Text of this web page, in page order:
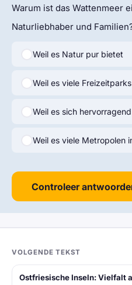
Warum ist das Wattenmeer
Naturliebhaber und
Weil es Natur pur bietet
Weil es viele
Weil es sich
Weil es viele Metropolen
Controleer
VOLGENDE TEKST
Ostfriesische Inseln: Vielfalt